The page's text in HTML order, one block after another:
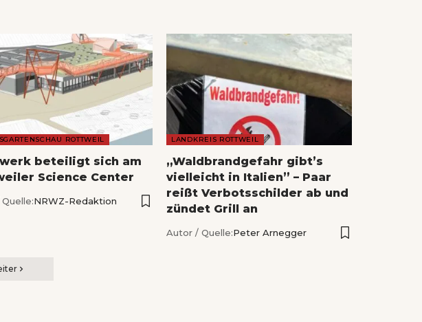
ROTTWEIL
beteiligt sich am
Science Center
NRWZ-Redaktion
LANDKREIS ROTTWEIL
„Waldbrandgefahr gibt’s
vielleicht in Italien” – Paar
reißt Verbotsschilder ab und
zündet Grill an
Autor / Quelle:Peter Arnegger